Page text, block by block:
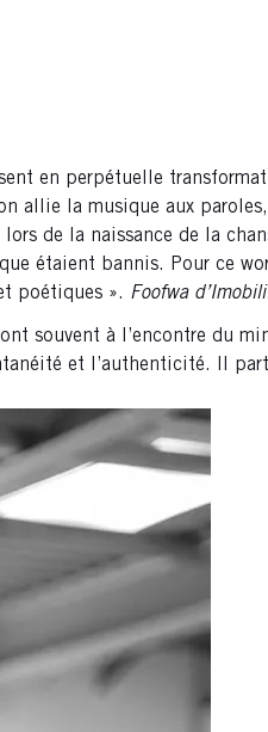
en perpétuelle
allie la musique aux
de la naissance de la
étaient bannis. Pour ce
poétiques ». Foofwa
souvent à l’encontre du
et l’authenticité. Il